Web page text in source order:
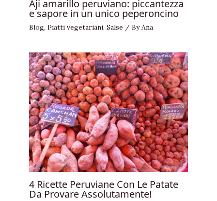
Aji amarillo peruviano: piccantezza
e sapore in un unico peperoncino
Blog, Piatti vegetariani, Salse / ByAna
4 Ricette Peruviane Con Le Patate
Da Provare Assolutamente!